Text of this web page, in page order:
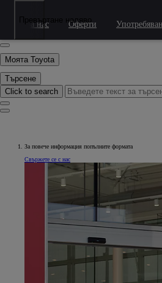
Преминаване към основното съдържание.
Click to search
Моята Toyota
Търсене
Click to search
За нас Оферти
Превъртане наляво
За повече информация попълните формата
Свържете се с нас